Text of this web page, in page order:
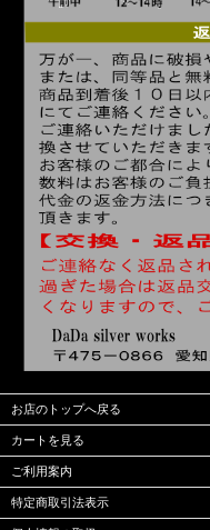
お店のトップへ戻る
カートを見る
ご利用案内
特定商取引法表示